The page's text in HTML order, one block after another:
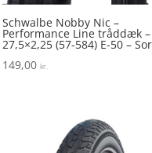
Schwalbe Nobby Nic –
Performance Line tråddæk –
27,5×2,25 (57-584) E-50 –
149,00 kr.